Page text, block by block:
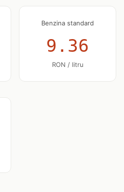
Benzina standard
9.36
RON / litru